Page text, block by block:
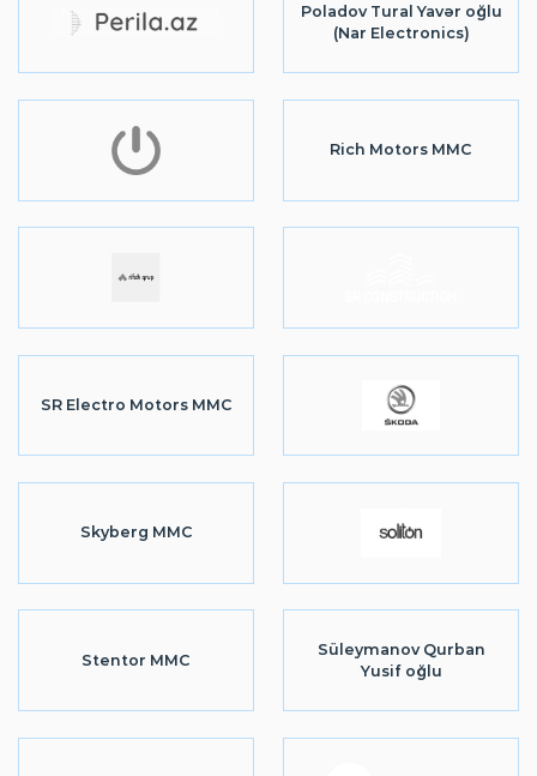
Poladov Tural Yavər oğlu
(Nar Electronics)
Rich Motors MMC
SR Electro Motors MMC
Skyberg MMC
Stentor MMC
Süleymanov Qurban
Yusif oğlu